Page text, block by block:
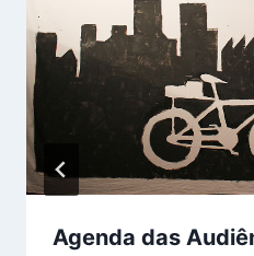
Agenda das